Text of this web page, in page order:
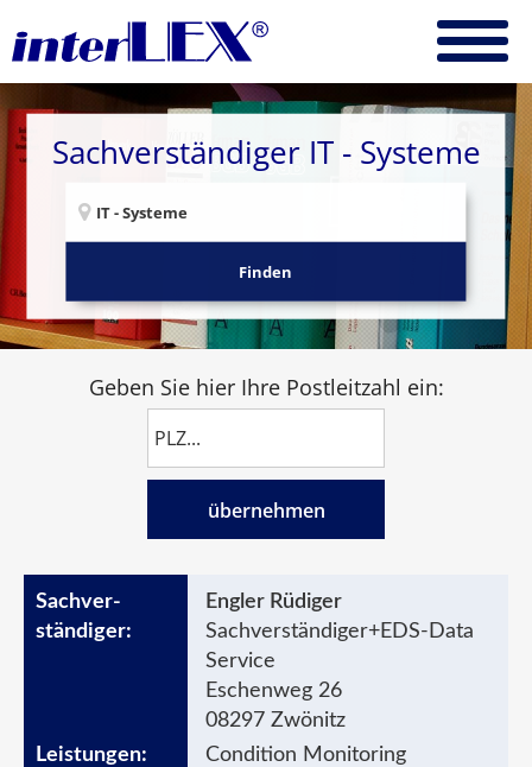
Sachverständiger IT - Systeme
Finden
Geben Sie hier Ihre Postleitzahl ein:
übernehmen
Engler Rüdiger
Sachverständiger+EDS-Data
Service
Eschenweg 26
08297 Zwönitz
Condition Monitoring